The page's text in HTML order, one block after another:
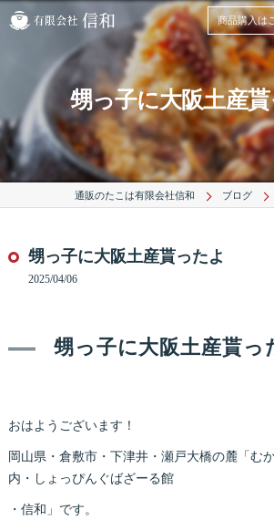
商品購入は
甥っ子に大阪土産
通販のたこは有限会社信和 ブログ
甥っ子に大阪土産貰ったよ
2025/04/06
甥っ子に大阪土産貰っ
おはようございます！
岡山県・倉敷市・下津井・瀬戸大橋の麓「む
内・しょっぴんぐばざーる館
・信和」です。